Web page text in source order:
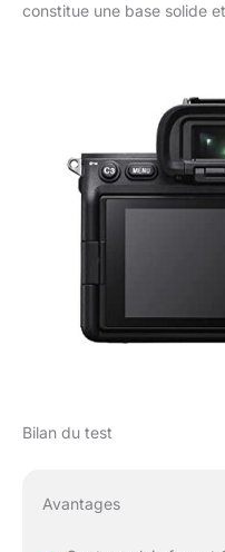
constitue une base solide
Bilan du test
Avantages